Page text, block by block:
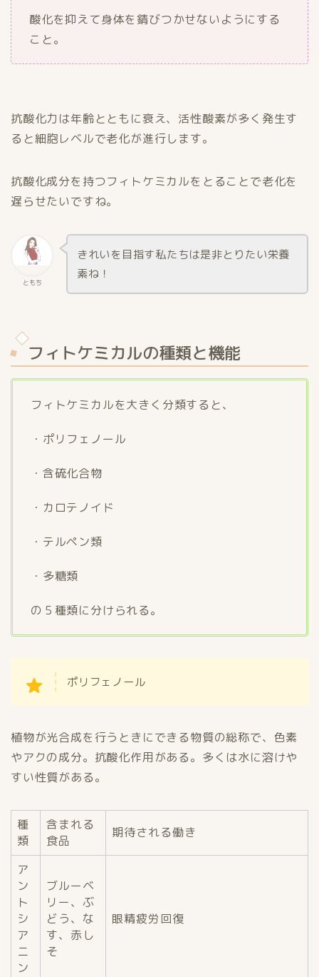
酸化を抑えて身体を錆びつかせないようにする
こと。
抗酸化力は年齢とともに衰え、活性酸素が多く発生す
ると細胞レベルで老化が進行します。
抗酸化成分を持つフィトケミカルをとることで老化を
遅らせたいですね。
ともち
きれいを目指す私たちは是非とりたい栄養
素ね！
フィトケミカルの種類と機能
フィトケミカルを大きく分類すると、
・ポリフェノール
・含硫化合物
・カロテノイド
・テルペン類
・多糖類
の５種類に分けられる。
ポリフェノール
植物が光合成を行うときにできる物質の総称で、色素
やアクの成分。抗酸化作用がある。多くは水に溶けや
すい性質がある。
種
類
含まれる
食品
期待される働き
ア
ン
ト
シ
ア
ニ
ン
ブルーベ
リー、ぶ
どう、な
す、赤し
そ
眼精疲労回復